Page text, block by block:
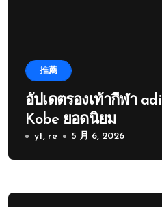
推薦
อัปเดตรองเท้ากีฬา
Kobe ยอดนิยม
yt, re 5 月 6, 2026